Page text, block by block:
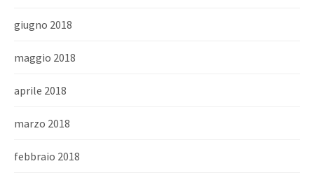
giugno 2018
maggio 2018
aprile 2018
marzo 2018
febbraio 2018